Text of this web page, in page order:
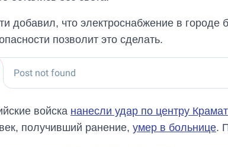
добавил, что электроснабжение в городе
позволит это сделать.
войска нанесли удар по центру
получивший ранение, умер в больнице.